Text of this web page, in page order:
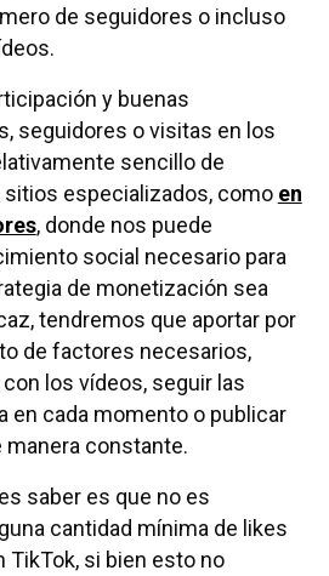
de seguidores o incluso
y buenas
seguidores o visitas en los
sencillo de
especializados, como en
, donde nos puede
social necesario para
de monetización sea
tendremos que aportar por
de factores necesarios,
los vídeos, seguir las
en cada momento o publicar
constante.
saber es que no es
cantidad mínima de likes
TikTok, si bien esto no